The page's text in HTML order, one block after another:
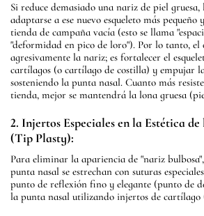
Si reduce demasiado una nariz de piel
adaptarse a ese nuevo esqueleto más
tienda de campaña vacía (esto se llama
"deformidad en pico de loro"). Por lo tanto, el
agresivamente la nariz; es fortalecer el
cartílagos (o cartílago de costilla) y empujar
sosteniendo la punta nasal. Cuanto más
tienda, mejor se mantendrá la lona gruesa
2. Injertos Especiales en la Estética
(Tip Plasty):
Para eliminar la apariencia de "nariz
punta nasal se estrechan con suturas
punto de reflexión fino y elegante (punto de
la punta nasal utilizando injertos de cartílago